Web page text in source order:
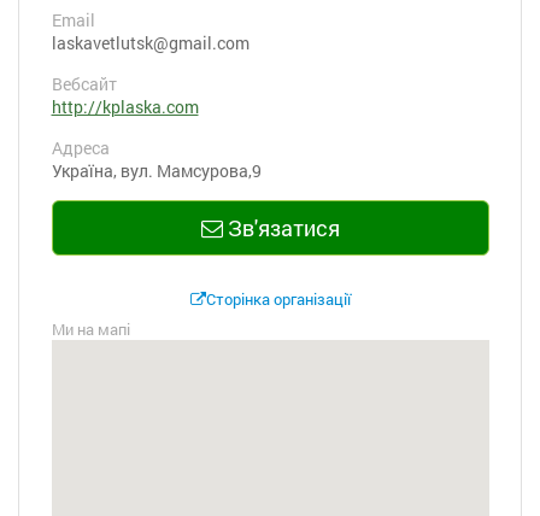
Email
laskavetlutsk@gmail.com
Вебсайт
http://kplaska.com
Адреса
Україна, вул. Мамсурова,9
Зв'язатися
Сторінка організації
Ми на мапі